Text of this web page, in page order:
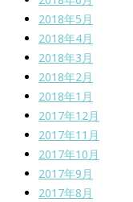
2018年5月
2018年4月
2018年3月
2018年2月
2018年1月
2017年12月
2017年11月
2017年10月
2017年9月
2017年8月